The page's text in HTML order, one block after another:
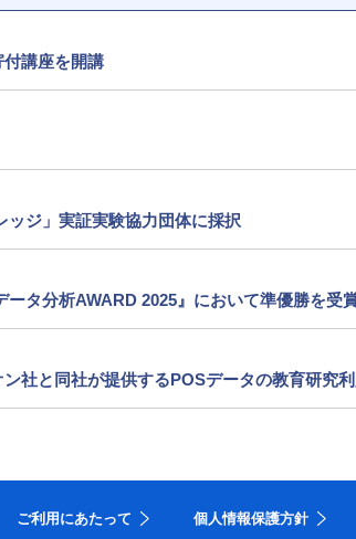
講座を開講
ジ」実証実験協力団体に採択
タ分析AWARD 2025』において準優勝を受
社と同社が提供するPOSデータの教育研究
ご利用にあたって 個人情報保護方針